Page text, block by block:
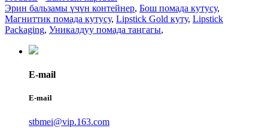
Эрин бальзамы үчүн контейнер, Бош помада кутусу,
Магниттик помада кутусу, Lipstick Gold куту, Lipstick
Packaging, Уникалдуу помада таңгагы,
E-mail
E-mail
stbmei@vip.163.com